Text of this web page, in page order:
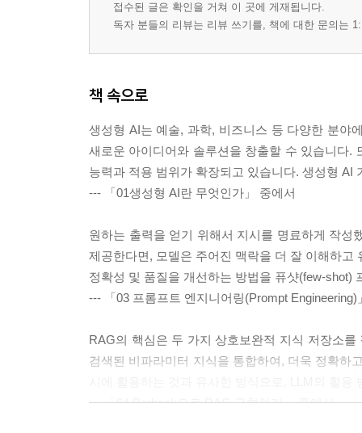
접수된 글은 확인을 거쳐 이 곳에 게재됩니다.
독자 분들의 리뷰는 리뷰 쓰기를, 책에 대한 문의는
책 속으로
생성형 AI는 예술, 과학, 비즈니스 등 다양한 분야
새로운 아이디어와 솔루션을 창출할 수 있습니다.
능력과 적용 범위가 확장되고 있습니다. 생성형
--- 「01생성형 AI란 무엇인가」 중에서
원하는 출력을 얻기 위해서 지시를 명료하게 작
제공한다면, 모델은 주어진 맥락을 더 잘 이해하
정확성 및 품질을 개선하는 방법을 퓨샷(few-shot)
--- 「03 프롬프트 엔지니어링(Prompt Engineering)
RAG의 핵심은 두 가지 상호보완적 지식 저장소
검색된 비파라미터 지식을 통합하여, 더욱 정확하
--- 「04 Bedrock으로 RAG 구현하기」 중에서